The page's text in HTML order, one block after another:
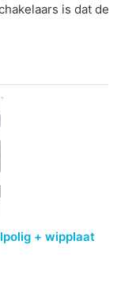
is dat de
+ wipplaat